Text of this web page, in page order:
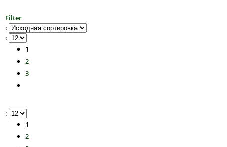
Filter
:
:
1
2
3
:
1
2